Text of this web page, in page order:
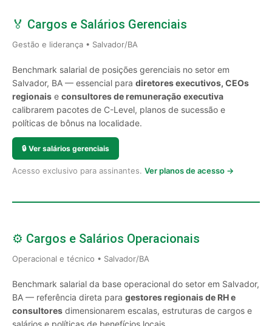
🏅 Cargos e Salários Gerenciais
Gestão e liderança • Salvador/BA
Benchmark salarial de posições gerenciais no setor em
Salvador, BA — essencial para diretores executivos, CEOs
regionais e consultores de remuneração executiva
calibrarem pacotes de C-Level, planos de sucessão e
políticas de bônus na localidade.
🔒 Ver salários gerenciais
Acesso exclusivo para assinantes. Ver planos de acesso →
⚙️ Cargos e Salários Operacionais
Operacional e técnico • Salvador/BA
Benchmark salarial da base operacional do setor em Salvador,
BA — referência direta para gestores regionais de RH e
consultores dimensionarem escalas, estruturas de cargos e
salários e políticas de benefícios locais.